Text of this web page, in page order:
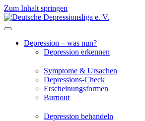
Zum Inhalt springen
Depression – was nun?
Depression erkennen
Symptome & Ursachen
Depressions-Check
Erscheinungsformen
Burnout
Depression behandeln